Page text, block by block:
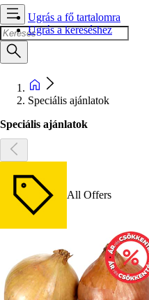
Ugrás a fő tartalomra
Ugrás a kereséshez
Speciális ajánlatok
Speciális ajánlatok
All Offers